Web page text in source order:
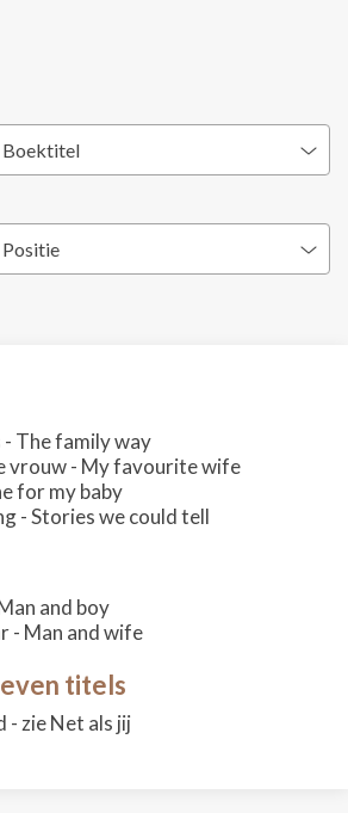
Boektitel
Positie
- The family way
vrouw - My favourite wife
for my baby
- Stories we could tell
and boy
- Man and wife
titels
- zie Net als jij